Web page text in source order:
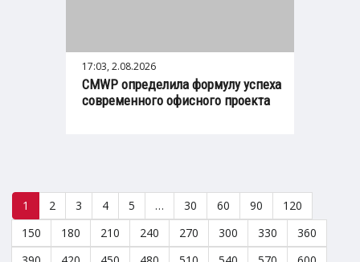
17:03, 2.08.2026
CMWP определила формулу успеха
современного офисного проекта
1 2 3 4 5 … 30 60 90
120
150
180 210 240 270 300 330
360